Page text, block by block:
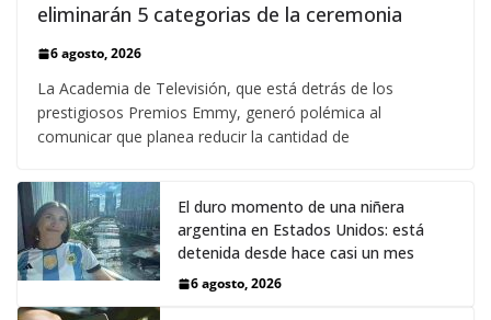
eliminarán 5 categorias de la ceremonia
6 agosto, 2026
La Academia de Televisión, que está detrás de los
prestigiosos Premios Emmy, generó polémica al
comunicar que planea reducir la cantidad de
El duro momento de una niñera
argentina en Estados Unidos: está
detenida desde hace casi un mes
6 agosto, 2026